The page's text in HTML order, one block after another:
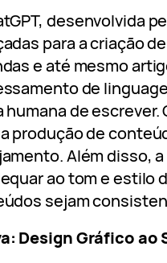
desenvolvida
para a criação
e até mesmo
de
humana de
produção de
Além disso,
ao tom e estilo
sejam
Design Gráfico ao